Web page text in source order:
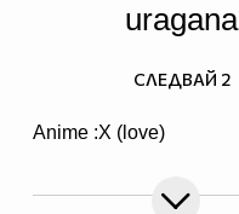
uragana
Anime :X (love)
СЛЕДВАЙ 2